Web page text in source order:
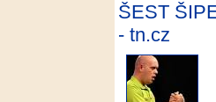
ŠEST
- tn.cz